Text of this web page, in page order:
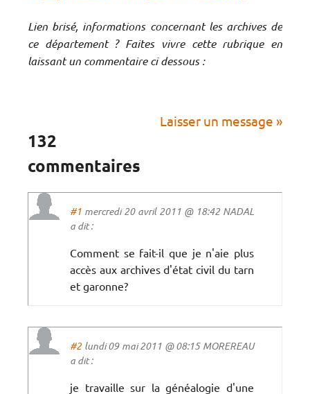
Lien brisé, informations concernant les archives de
ce département ? Faites vivre cette rubrique en
laissant un commentaire ci dessous :
Laisser un message »
132
commentaires
#1 mercredi 20 avril 2011 @ 18:42 NADAL
a dit :
Comment se fait-il que je n'aie plus
accès aux archives d'état civil du tarn
et garonne?
#2lundi 09 mai 2011 @ 08:15 MOREREAU
a dit :
je travaille sur la généalogie d'une